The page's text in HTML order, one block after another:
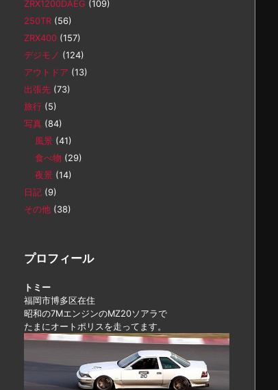
ZRX1200DAEG (109)
250TR (56)
ZRX400 (157)
デジモノ (124)
アウトドア (13)
出張先 (73)
旅行 (5)
写真 (84)
風景 (41)
食べ物 (29)
夜景 (14)
日記 (9)
その他 (38)
プロフィール
トミー
福岡市博多区在住
昭和の7MエンジンのMZ20ソアラで
たまにオートポリスを走ってます。